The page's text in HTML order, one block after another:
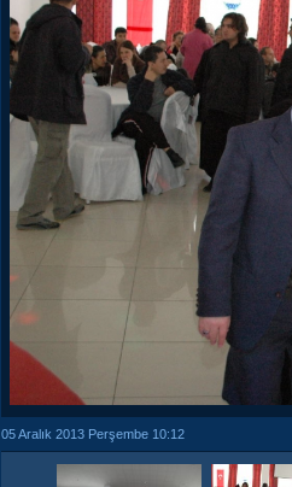
05 Aralık 2013 Perşembe 10:12